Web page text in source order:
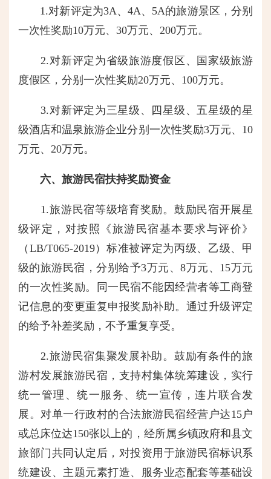
1.对新评定为3A、4A、5A的旅游景区，分别
一次性奖励10万元、30万元、200万元。
2.对新评定为省级旅游度假区、国家级旅游
度假区，分别一次性奖励20万元、100万元。
3.对新评定为三星级、四星级、五星级的星
级酒店和温泉旅游企业分别一次性奖励3万元、10
万元、20万元。
六、旅游民宿扶持奖励资金
1.旅游民宿等级培育奖励。鼓励民宿开展星
级评定，对按照《旅游民宿基本要求与评价》
（LB/T065-2019）标准被评定为丙级、乙级、甲
级的旅游民宿，分别给予3万元、8万元、15万元
的一次性奖励。同一民宿不能因经营者等工商登
记信息的变更重复申报奖励补助。通过升级评定
的给予补差奖励，不予重复享受。
2.旅游民宿集聚发展补助。鼓励有条件的旅
游村发展旅游民宿，支持村集体统筹建设，实行
统一管理、统一服务、统一宣传，连片联合发
展。对单一行政村的合法旅游民宿经营户达15户
或总床位达150张以上的，经所属乡镇政府和县文
旅部门共同认定后，对投资用于旅游民宿标识系
统建设、主题元素打造、服务业态配套等基础设